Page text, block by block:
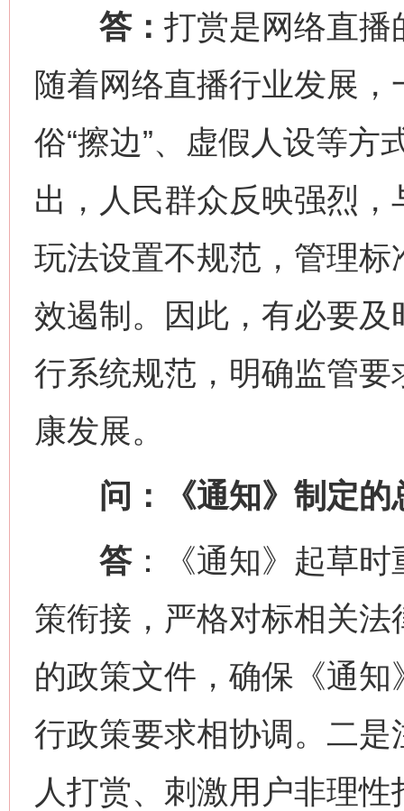
答： 打赏是网络直播
随着网络直播行业发展
俗“擦边”、虚假人设等方
出，人民群众反映强烈
玩法设置不规范，管理
效遏制。因此，有必要
行系统规范，明确监管
康发展。
问：《通知》制定的
答：《通知》起草
策衔接，严格对标相关
的政策文件，确保《通
行政策要求相协调。二
人打赏、刺激用户非理